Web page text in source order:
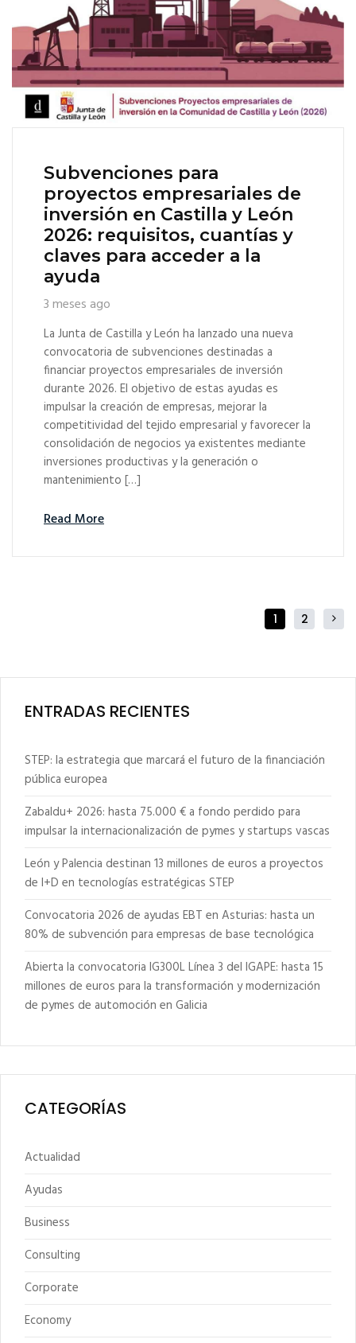
Subvenciones para
proyectos empresariales de
inversión en Castilla y León
2026: requisitos, cuantías y
claves para acceder a la
ayuda
3 meses ago
La Junta de Castilla y León ha lanzado una nueva
convocatoria de subvenciones destinadas a
financiar proyectos empresariales de inversión
durante 2026. El objetivo de estas ayudas es
impulsar la creación de empresas, mejorar la
competitividad del tejido empresarial y favorecer la
consolidación de negocios ya existentes mediante
inversiones productivas y la generación o
mantenimiento […]
Read More
1 2
ENTRADAS RECIENTES
STEP: la estrategia que marcará el futuro de la financiación
pública europea
Zabaldu+ 2026: hasta 75.000 € a fondo perdido para
impulsar la internacionalización de pymes y startups vascas
León y Palencia destinan 13 millones de euros a proyectos
de I+D en tecnologías estratégicas STEP
Convocatoria 2026 de ayudas EBT en Asturias: hasta un
80% de subvención para empresas de base tecnológica
Abierta la convocatoria IG300L Línea 3 del IGAPE: hasta 15
millones de euros para la transformación y modernización
de pymes de automoción en Galicia
CATEGORÍAS
Actualidad
Ayudas
Business
Consulting
Corporate
Economy